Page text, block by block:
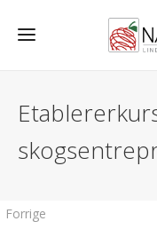
Forrige